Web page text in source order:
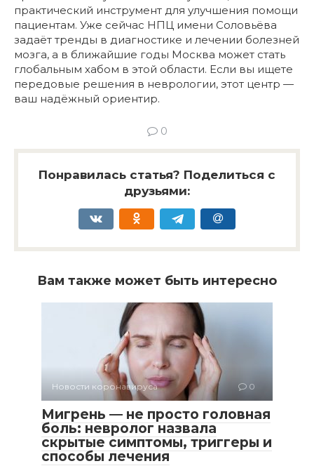
практический инструмент для улучшения помощи
пациентам. Уже сейчас НПЦ имени Соловьёва
задаёт тренды в диагностике и лечении болезней
мозга, а в ближайшие годы Москва может стать
глобальным хабом в этой области. Если вы ищете
передовые решения в неврологии, этот центр —
ваш надёжный ориентир.
0
Понравилась статья? Поделиться с
друзьями:
Вам также может быть интересно
Новости коронавируса 0
Мигрень — не просто головная
боль: невролог назвала
скрытые симптомы, триггеры и
способы лечения